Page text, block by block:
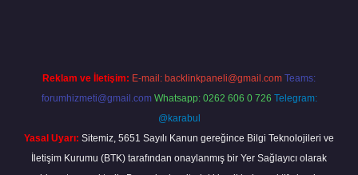
Reklam ve İletişim: E-mail: backlinkpaneli@gmail.com Teams:
forumhizmeti@gmail.com Whatsapp: 0262 606 0 726 Telegram:
@karabul
Yasal Uyarı: Sitemiz, 5651 Sayılı Kanun gereğince Bilgi Teknolojileri ve
İletişim Kurumu (BTK) tarafından onaylanmış bir Yer Sağlayıcı olarak